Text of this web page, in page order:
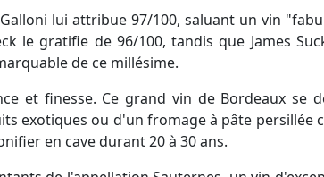
lui attribue 97/100, saluant un vin
le gratifie de 96/100, tandis que James
de ce millésime.
et finesse. Ce grand vin de Bordeaux se
exotiques ou d'un fromage à pâte persillée
en cave durant 20 à 30 ans.